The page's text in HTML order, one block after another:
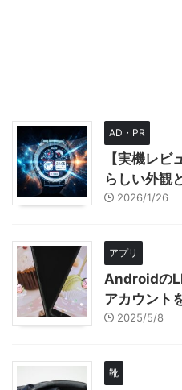
AD・PR
【実機レビ
らしい外観
2026/1/26
アプリ
Androidの
アカウント
2025/5/8
靴